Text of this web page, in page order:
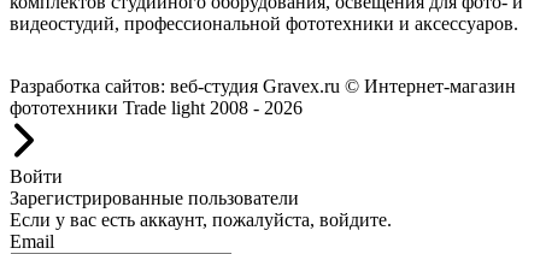
видеостудий, профессиональной фототехники и аксессуаров.
Разработка сайтов: веб-студия Gravex.ru © Интернет-магазин
фототехники Trade light 2008 - 2026
Войти
Зарегистрированные пользователи
Если у вас есть аккаунт, пожалуйста, войдите.
Email